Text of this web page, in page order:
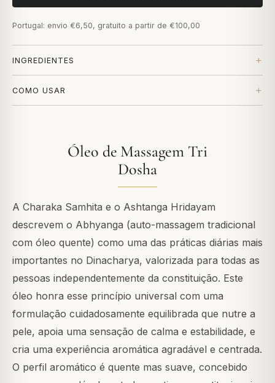
Portugal: envio €6,50, gratuito a partir de €100,00
INGREDIENTES
COMO USAR
Óleo de Massagem Tri
Dosha
A Charaka Samhita e o Ashtanga Hridayam
descrevem o Abhyanga (auto-massagem tradicional
com óleo quente) como uma das práticas diárias mais
importantes no Dinacharya, valorizada para todas as
pessoas independentemente da constituição. Este
óleo honra esse princípio universal com uma
formulação cuidadosamente equilibrada que nutre a
pele, apoia uma sensação de calma e estabilidade, e
cria uma experiência aromática agradável e centrada.
O perfil aromático é quente mas suave, concebido